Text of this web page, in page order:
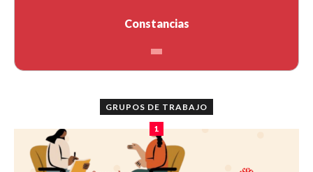
Constancias
GRUPOS DE TRABAJO
1